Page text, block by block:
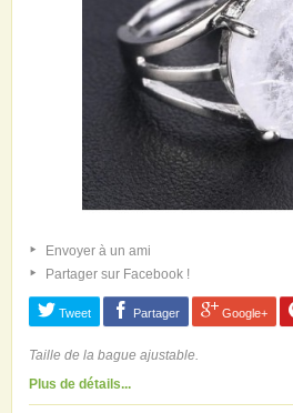
Envoyer à un ami
Partager sur Facebook !
Tweet Partager Google+
Taille de la bague ajustable.
Plus de détails...